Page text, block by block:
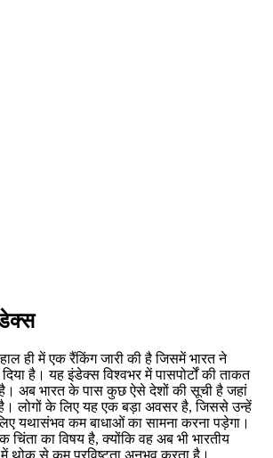
ही में एक रैंकिंग जारी की है जिसमें भारत ने
है। यह इंडेक्स विश्वभर में पासपोर्टों की ताकत
अब भारत के पास कुछ ऐसे देशों की सूची है जहां
लोगों के लिए यह एक बड़ा अवसर है, जिससे उन्हें
यथासंभव कम बाधाओं का सामना करना पड़ेगा।
चिंता का विषय है, क्योंकि वह अब भी भारतीय